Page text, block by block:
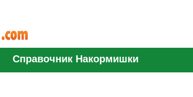
Справочник Накормишки